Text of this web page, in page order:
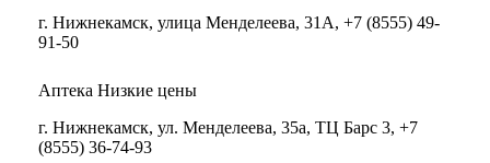
г. Нижнекамск, улица Менделеева, 31А, +7 (8555) 49-
91-50
Аптека Низкие цены
г. Нижнекамск, ул. Менделеева, 35а, ТЦ Барс 3, +7
(8555) 36-74-93